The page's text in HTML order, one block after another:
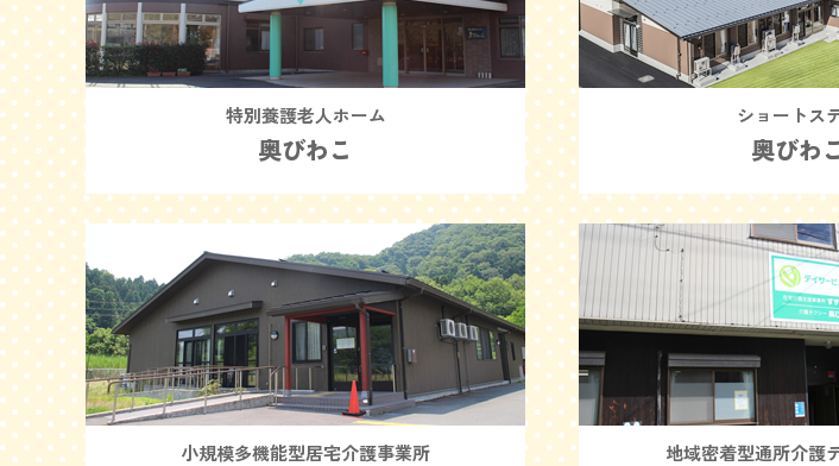
特別養護老人ホーム
奥びわこ
ショートス
奥びわ
小規模多機能型居宅介護事業所 地域密着型通所介護